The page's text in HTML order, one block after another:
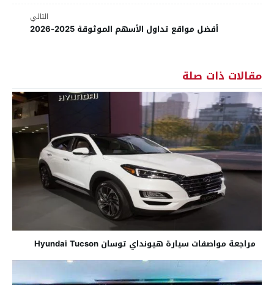
التالي
أفضل مواقع تداول الأسهم الموثوقة 2025-2026
مقالات ذات صلة
مراجعة مواصفات سيارة هيونداي توسان Hyundai Tucson